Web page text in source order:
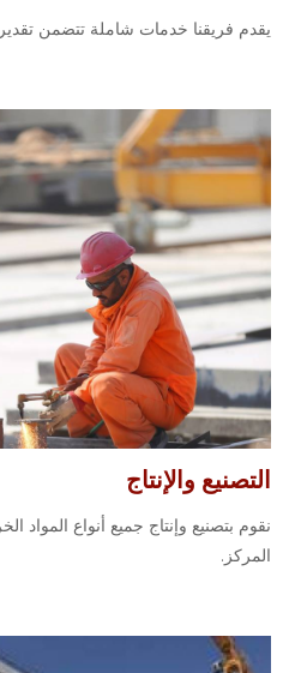
يقدم فريقنا خدمات شاملة تتضمن تقدير
التصنيع والإنتاج
نقوم بتصنيع وإنتاج جميع أنواع المواد
المركز.